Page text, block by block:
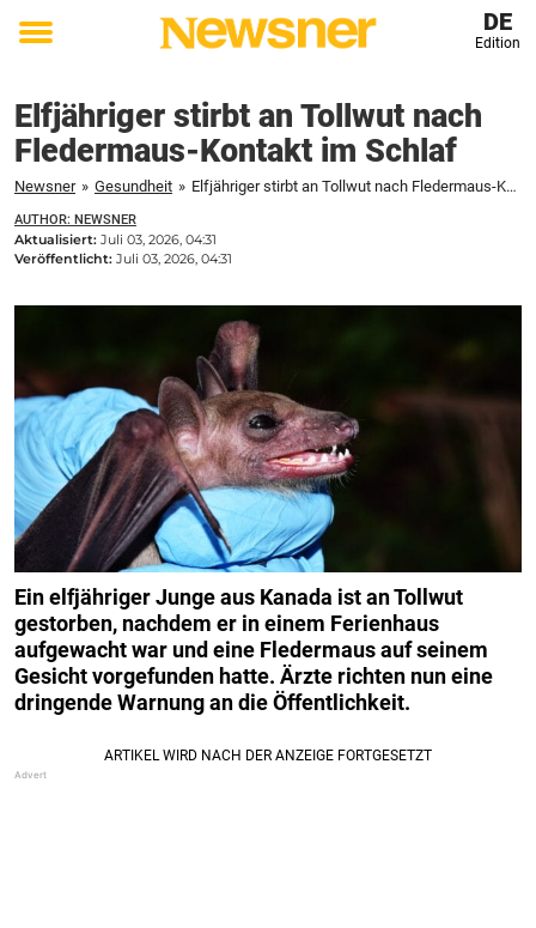
Toggle
DE
Edition
Elfjähriger stirbt an Tollwut nach
Fledermaus-Kontakt im Schlaf
Newsner » Gesundheit » Elfjähriger stirbt an Tollwut nach Fledermaus-Kontakt im Schlaf
AUTHOR: NEWSNER
Aktualisiert: Juli 03, 2026, 04:31
Veröffentlicht: Juli 03, 2026, 04:31
Ein elfjähriger Junge aus Kanada ist an Tollwut
gestorben, nachdem er in einem Ferienhaus
aufgewacht war und eine Fledermaus auf seinem
Gesicht vorgefunden hatte. Ärzte richten nun eine
dringende Warnung an die Öffentlichkeit.